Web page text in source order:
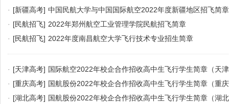
· [新疆高考] 中国民航大学与中国国际航空2022年度新疆地区招飞简章
· [民航招飞] 2022年郑州航空工业管理学院民航招飞简章
· [民航招飞] 2022年度南昌航空大学飞行技术专业招生简章
· [天津高考] 国际航空2022年校企合作招收高中生飞行学生简章（天
· [重庆高考] 国航股份2022年校企合作招收高中生飞行学生简章（重
· [湖北高考] 国航股份2022年校企合作招收高中生飞行学生简章（湖